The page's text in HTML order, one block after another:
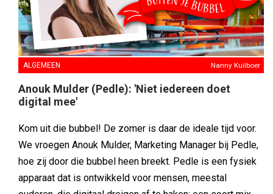
ALGEMEEN Nanny Kuilboer
Anouk Mulder (Pedle): 'Niet iedereen doet
digital mee'
Kom uit die bubbel! De zomer is daar de ideale tijd voor.
We vroegen Anouk Mulder, Marketing Manager bij Pedle,
hoe zij door die bubbel heen breekt. Pedle is een fysiek
apparaat dat is ontwikkeld voor mensen, meestal